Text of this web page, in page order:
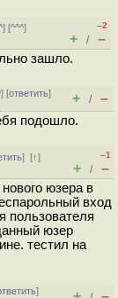
] [^^^]
–2
+ / –
зашло.
] [ответить]
+ / –
подошло.
][↑]
–1
+ / –
юзера в
вход
пользователя
юзер
тестил на
]